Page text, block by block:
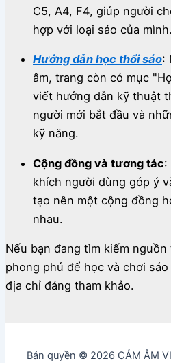
C5, A4, F4, giúp người
hợp với loại sáo của mình.
Hướng dẫn học thổi sáo:
âm, trang còn có mục
viết hướng dẫn kỹ thuật
người mới bắt đầu và
kỹ năng.
Cộng đồng và tương tác:
khích người dùng góp ý
tạo nên một cộng đồng
nhau.
Nếu bạn đang tìm kiếm nguồn
phong phú để học và chơi
địa chỉ đáng tham khảo.
Bản quyền © 2026 CẢM ÂM